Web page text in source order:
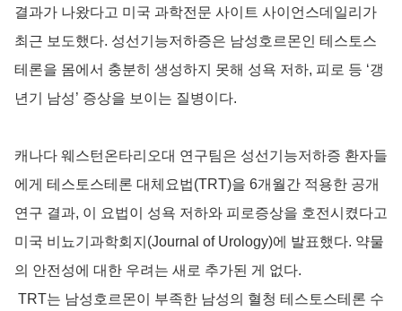
결과가 나왔다고 미국 과학전문 사이트 사이언스데일리가
최근 보도했다. 성선기능저하증은 남성호르몬인 테스토스
테론을 몸에서 충분히 생성하지 못해 성욕 저하, 피로 등 ‘갱
년기 남성’ 증상을 보이는 질병이다.
캐나다 웨스턴온타리오대 연구팀은 성선기능저하증 환자들
에게 테스토스테론 대체요법(TRT)을 6개월간 적용한 공개
연구 결과, 이 요법이 성욕 저하와 피로증상을 호전시켰다고
미국 비뇨기과학회지(Journal of Urology)에 발표했다. 약물
의 안전성에 대한 우려는 새로 추가된 게 없다.
TRT는 남성호르몬이 부족한 남성의 혈청 테스토스테론 수